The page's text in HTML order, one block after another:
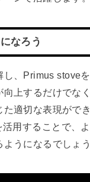
なろう
し、Primus stove
向上するだけでな
た適切な表現がで
用することで、
うになるでしょう